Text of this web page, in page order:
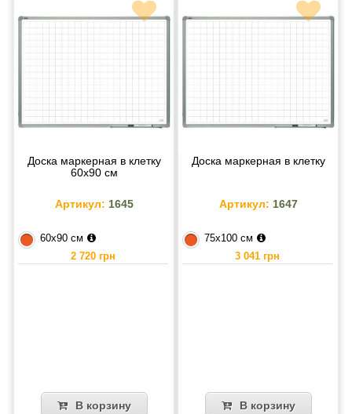
Доска маркерная в клетку
60х90 см
Артикул: 1645
60х90 см
2 720 грн
В корзину
Доска маркерная в клетку
Артикул: 1647
75х100 см
3 041 грн
В корзину